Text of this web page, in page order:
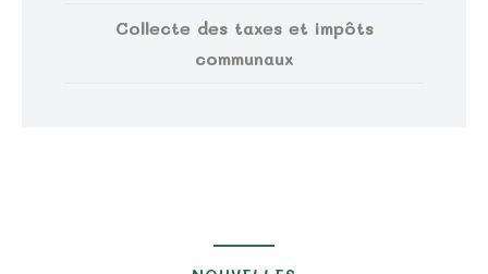
Collecte des taxes et impôts
communaux